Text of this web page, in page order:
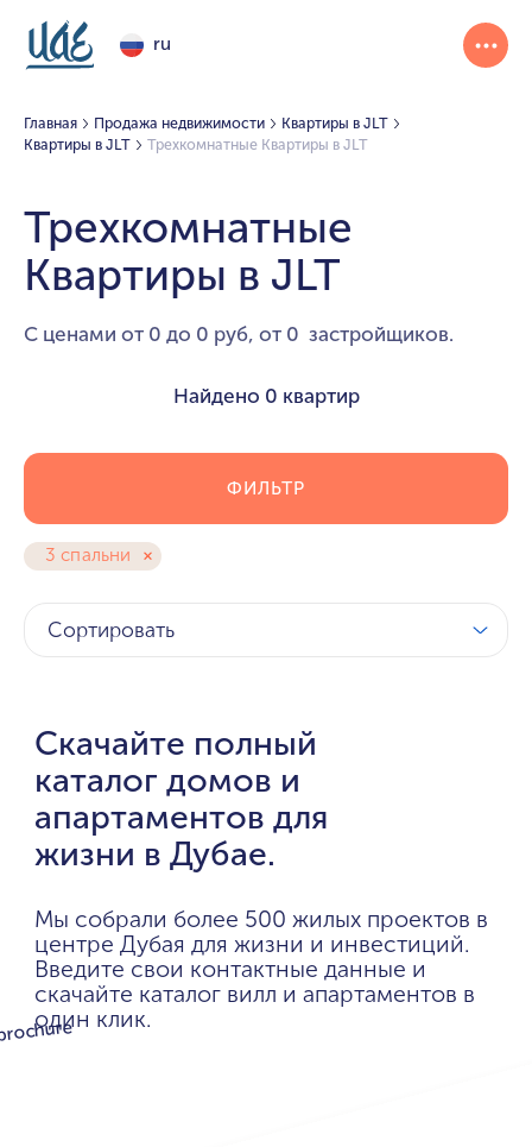
ru
Главная Продажа недвижимости
Квартиры в JLT
Квартиры в JLT
Трехкомнатные Квартиры в JLT
Трехкомнатные
Квартиры в JLT
С ценами от 0 до 0 руб, от 0 застройщиков.
Найдено 0 квартир
3 спальни
ФИЛЬТР
Сортировать
Скачайте полный
каталог домов и
апартаментов для
жизни в Дубае.
Мы собрали более 500 жилых проектов в
центре Дубая для жизни и инвестиций.
Введите свои контактные данные и
скачайте каталог вилл и апартаментов в
один клик.